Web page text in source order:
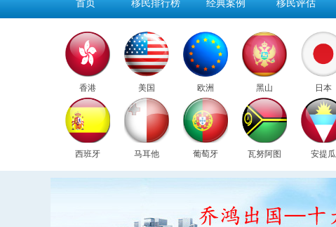
香港 美国 欧洲 黑山 日本
西班牙 马耳他 葡萄牙 瓦努阿图 安提瓜